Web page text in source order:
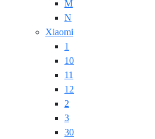
M
N
Xiaomi
1
10
11
12
2
3
30